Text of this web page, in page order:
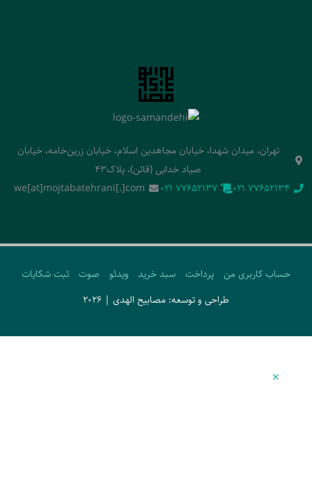
تهران، میدان شهدا، خیابان مجاهدین اسلام، خیابان زرین‌خامه، خیابان
صیاد خدایی (قائن)، پلاک43
‭021 77652134‬
‭021 77652137‬
we[at]mojtabatehrani[.]com
حساب کاربری من پرداخت سبد خرید ویدئو صوت
ثبت شکایات
طراحی و توسعه: مصابیح الهدی | 2026